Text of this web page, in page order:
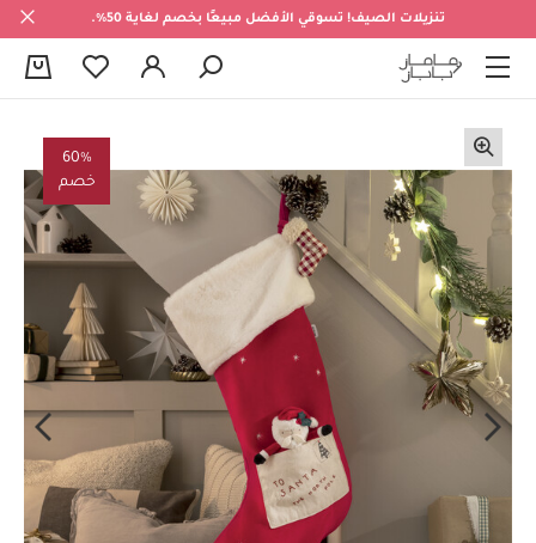
تنزيلات الصيف! تسوقي الأفضل مبيعًا بخصم لغاية 50%.
60%
خصم